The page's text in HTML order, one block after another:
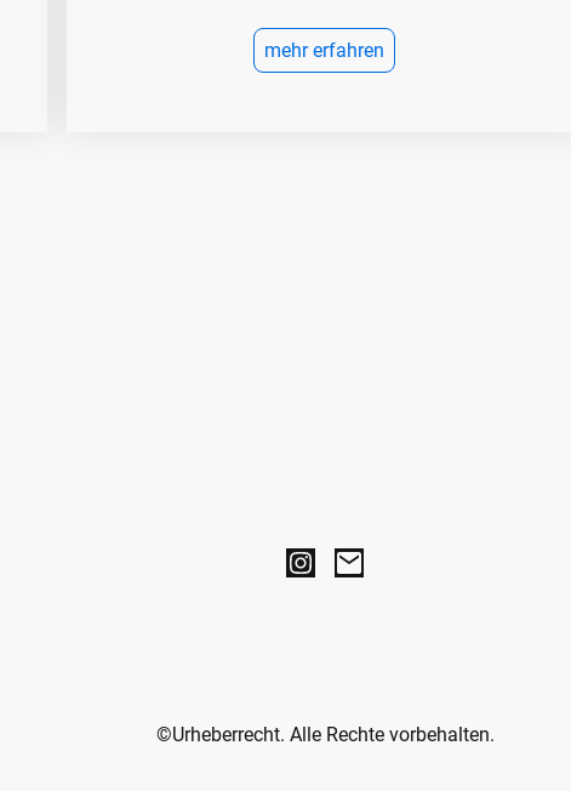
mehr erfahren
©Urheberrecht. Alle Rechte vorbehalten.